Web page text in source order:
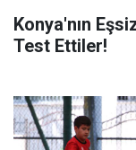
Konya'nın
Test Ettiler!